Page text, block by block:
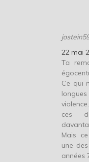
22 mai
Ta
Ce qui
ces
Mais
une
années